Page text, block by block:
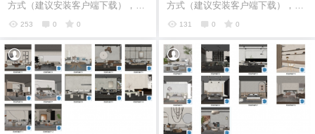
方式（建议安装客户端下载），如
果网盘下载链接失效请在评论区留
个人微...
253 0 0
方式（建议安装客户端下载），如
果网盘下载链接失效请在评论区留
个人微...
131 0 0